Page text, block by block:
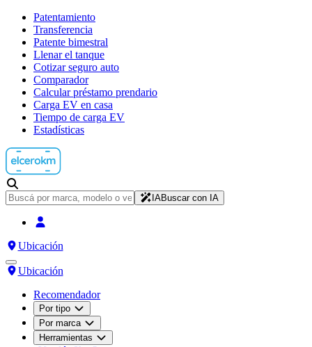
Patentamiento
Transferencia
Patente bimestral
Llenar el tanque
Cotizar seguro auto
Comparador
Calcular préstamo prendario
Carga EV en casa
Tiempo de carga EV
Estadísticas
IABuscar con IA
Ubicación
Ubicación
Recomendador
Por tipo
Por marca
Herramientas